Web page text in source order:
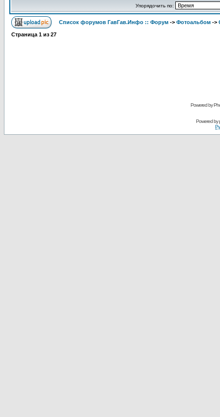
Упорядочить по:
Список форумов ГавГав.Инфо :: Форум -> Фотоальбом ->
Страница 1 из 27
Powered by
Powered by